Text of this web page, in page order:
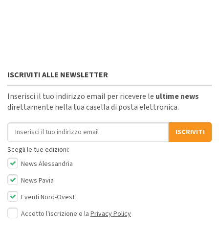
ISCRIVITI ALLE NEWSLETTER
Inserisci il tuo indirizzo email per ricevere le ultime news
direttamente nella tua casella di posta elettronica.
Indirizzo email
ISCRIVITI
Scegli le tue edizioni:
News Alessandria
News Pavia
Eventi Nord-Ovest
Accetto l'iscrizione e la Privacy Policy